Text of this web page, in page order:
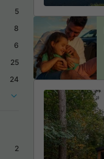
5
8
6
25
24
2